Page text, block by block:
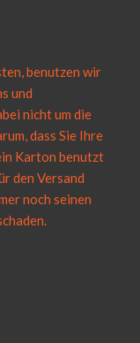
benutzen wir
und
nicht um die
dass Sie Ihre
Karton benutzt
den Versand
noch seinen